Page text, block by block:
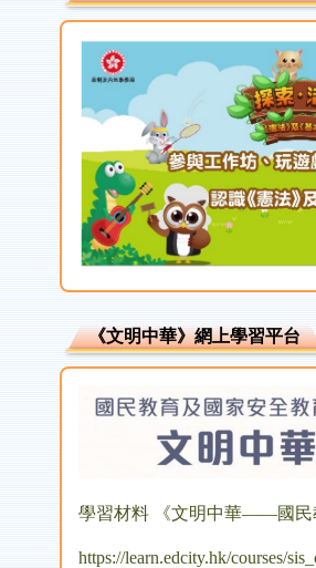
《文明中華》網上學習平台
學習材料 《文明中華——國民
https://learn.edcity.hk/courses/